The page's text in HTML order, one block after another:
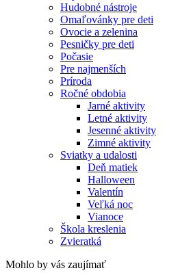
Hudobné nástroje
Omaľovánky pre deti
Ovocie a zelenina
Pesničky pre deti
Počasie
Pre najmenších
Príroda
Ročné obdobia
Jarné aktivity
Letné aktivity
Jesenné aktivity
Zimné aktivity
Sviatky a udalosti
Deň matiek
Halloween
Valentín
Veľká noc
Vianoce
Škola kreslenia
Zvieratká
Mohlo by vás zaujímať